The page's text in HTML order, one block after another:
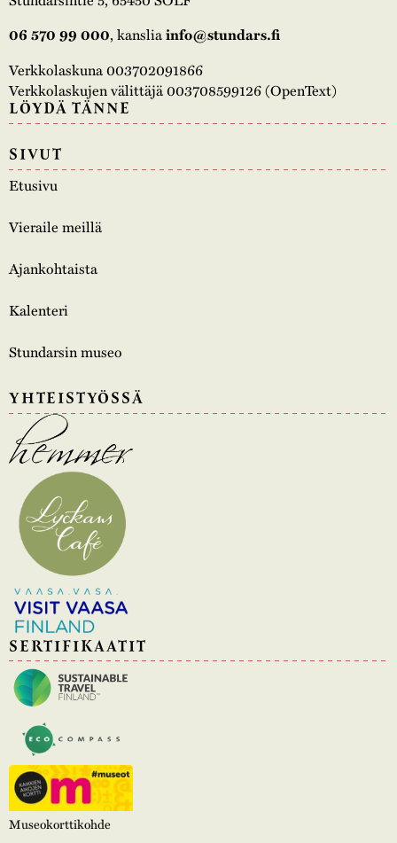
06 570 99 000, kansliainfo@stundars.fi
Verkkolaskuna 003702091866
Verkkolaskujen välittäjä 003708599126 (OpenText)
LÖYDÄ TÄNNE
SIVUT
Etusivu
Vieraile meillä
Ajankohtaista
Kalenteri
Stundarsin museo
YHTEISTYÖSSÄ
SERTIFIKAATIT
Museokorttikohde